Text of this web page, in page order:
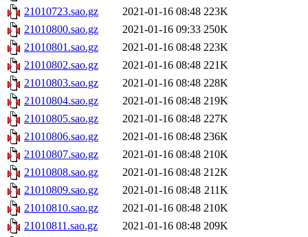
21010723.sao.gz
2021-01-16 08:48 223K
21010800.sao.gz
2021-01-16 09:33 250K
21010801.sao.gz
2021-01-16 08:48 223K
21010802.sao.gz
2021-01-16 08:48 221K
21010803.sao.gz
2021-01-16 08:48 228K
21010804.sao.gz
2021-01-16 08:48 219K
21010805.sao.gz
2021-01-16 08:48 227K
21010806.sao.gz
2021-01-16 08:48 236K
21010807.sao.gz
2021-01-16 08:48 210K
21010808.sao.gz
2021-01-16 08:48 212K
21010809.sao.gz
2021-01-16 08:48 211K
21010810.sao.gz
2021-01-16 08:48 210K
21010811.sao.gz
2021-01-16 08:48 209K